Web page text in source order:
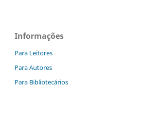
Informações
Para Leitores
Para Autores
Para Bibliotecários